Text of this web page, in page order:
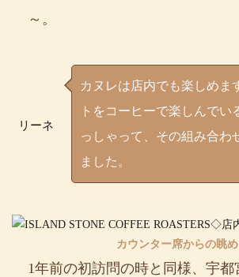
～。
リーネ
カヌレは店内でも楽しめま
トをコーヒーで楽しんでい
っしゃって、その組み合わ
ました。
カウンター席からの眺め
1年前の初訪問の時と同様、宇都